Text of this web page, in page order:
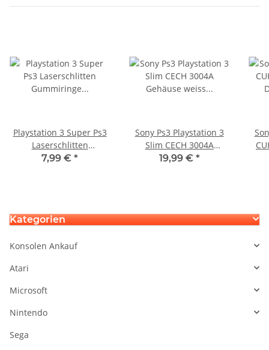
Playstation 3 Super Ps3
Laserschlitten
Gummiringe
7,99 € *
Sony Ps3 Playstation 3
Slim CECH 3004A
Gehäuse weiss
19,99 € *
Kategorien
Konsolen Ankauf
Atari
Microsoft
Nintendo
Sega